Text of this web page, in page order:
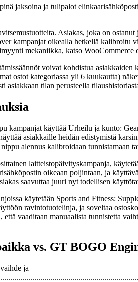
jaksoina ja tulipalot
Asiakas, joka on
kampanjat oikealla hetkellä kalibroitu
mekaniikka, katso WooCommerce
voivat kohdistua
ostot kategoriassa yli 6 kuukautta)
tilan perusteella
kampanjat käyttää Urheilu ja kunto:
asiakkaille heidän edistymistä
alennus kalibroidaan tunnistamaan
laitteistopäivityskampanja,
oikeaan poljintaan, ja
saavuttaa juuri nyt todellisen
käytetään Sports and Fitness:
ravintotuotelinja, ja soveltaa
vaaditaan manuaalista tunnistetta
vs. GT BOGO
ja